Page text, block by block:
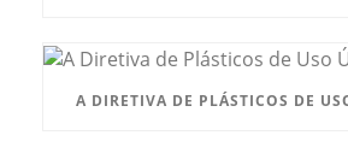
A DIRETIVA DE PLÁSTICOS DE